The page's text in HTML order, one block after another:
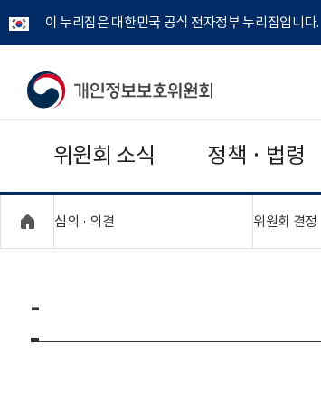
이 누리집은 대한민국 공식 전자정부 누리집입니다.
개
보
보
위
위원회 소식 정책 · 법령
심의 · 의결 위원회 결정
-